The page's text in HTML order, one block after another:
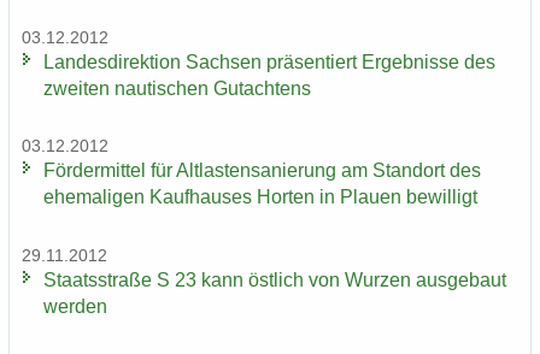
03.12.2012
Lan­des­di­rek­ti­on Sach­sen prä­sen­tiert Er­geb­nis­se des
zwei­ten nau­ti­schen Gut­ach­tens
03.12.2012
För­der­mit­tel für Alt­las­ten­sa­nie­rung am Stand­ort des
ehe­ma­li­gen Kauf­hau­ses Hor­ten in Plau­en be­wil­ligt
29.11.2012
Staats­stra­ße S 23 kann öst­lich von Wur­zen aus­ge­baut
wer­den